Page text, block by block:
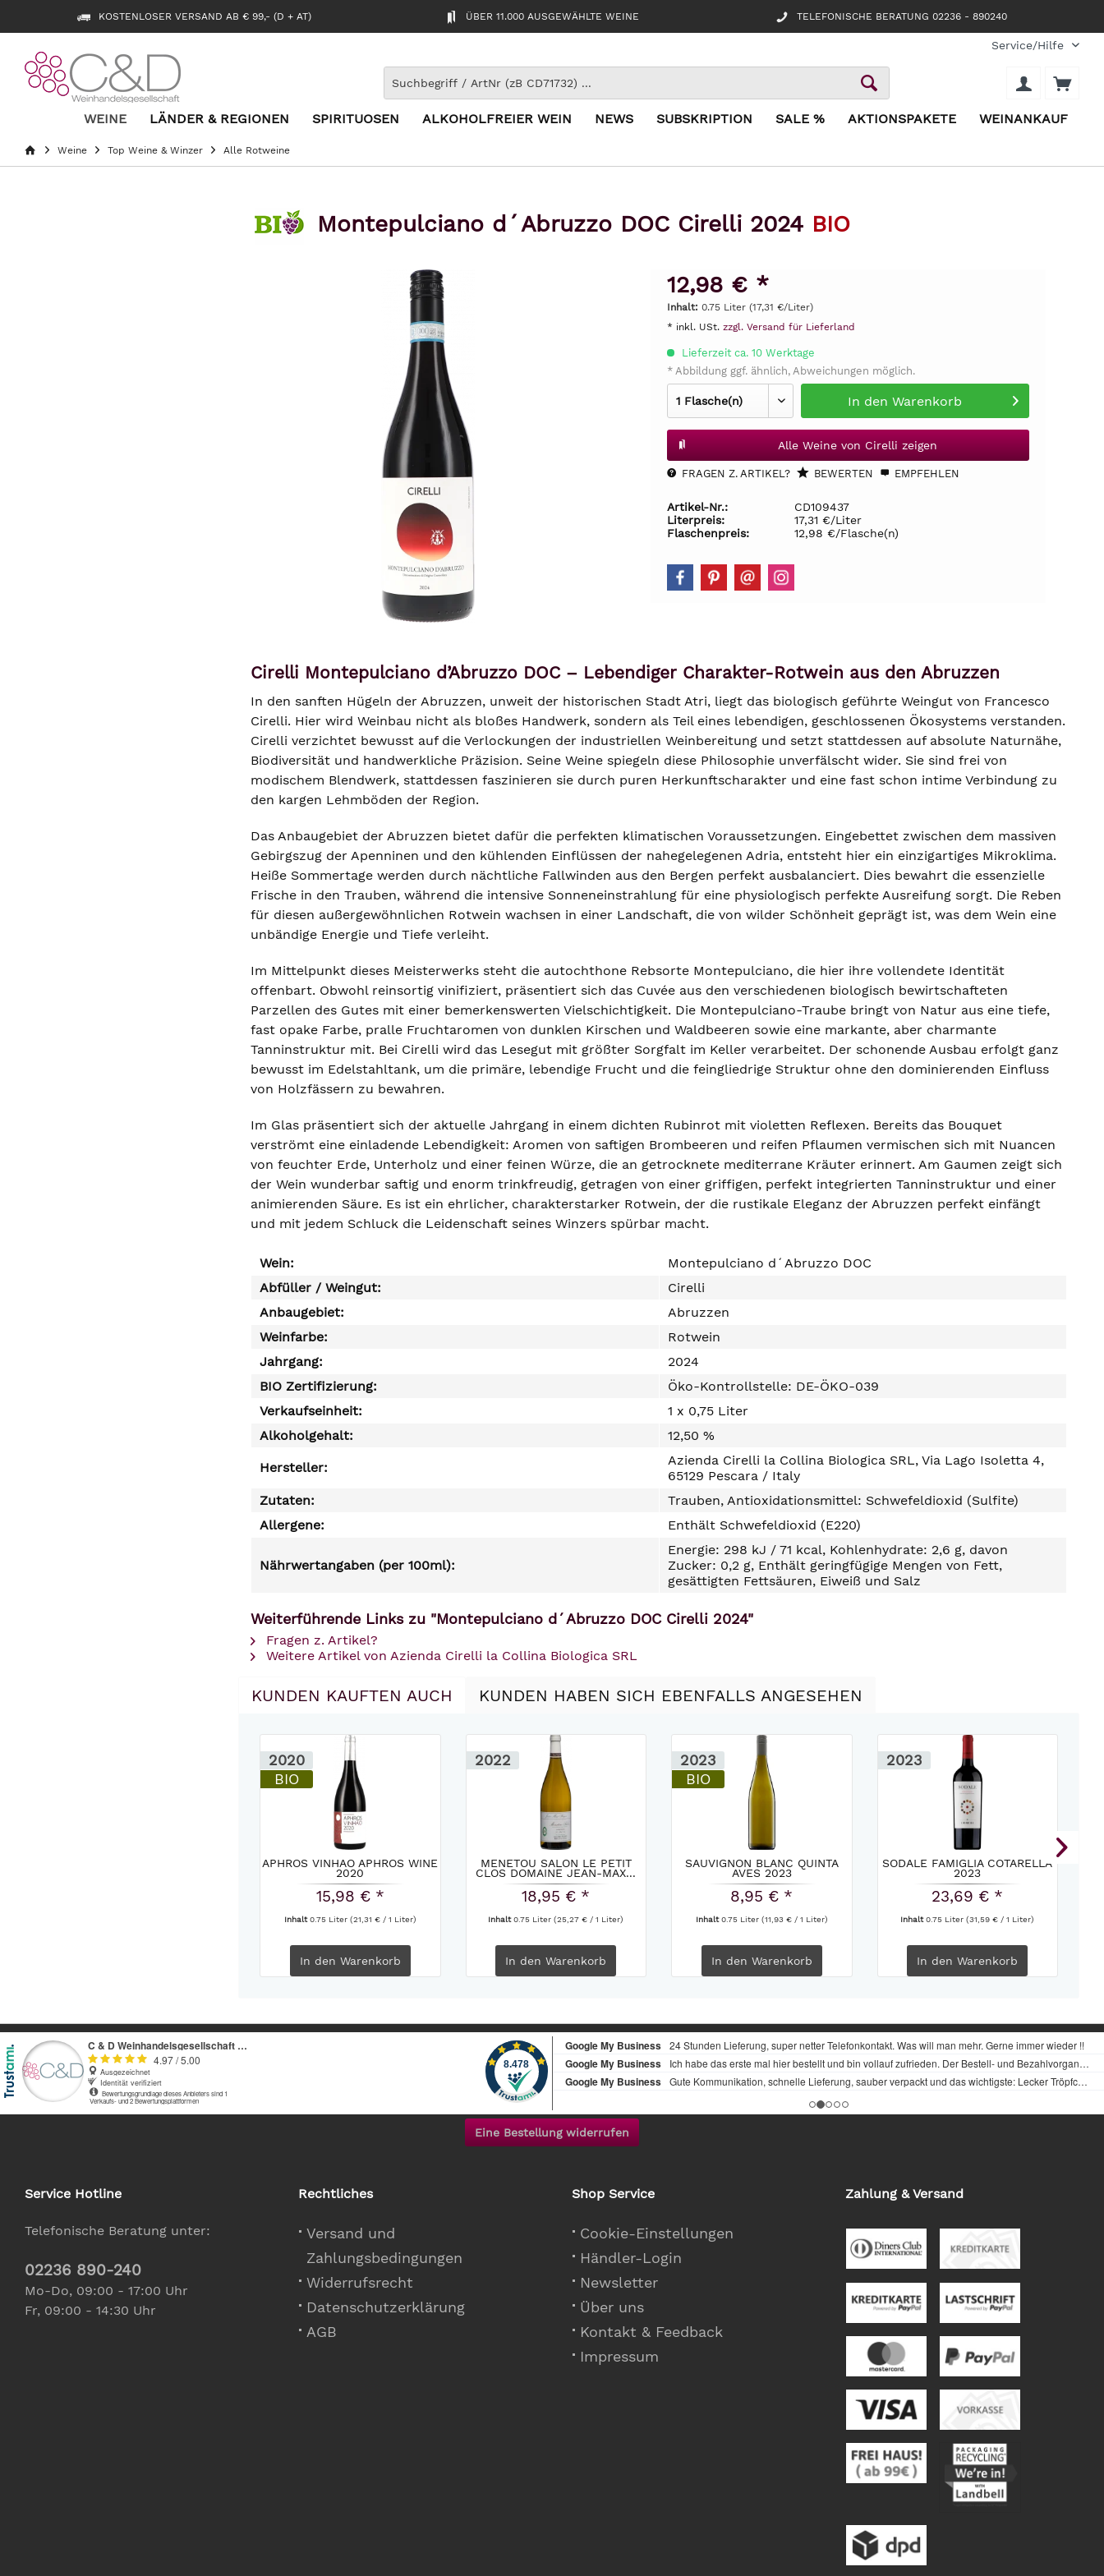
KOSTENLOSER VERSAND AB € 99,- (D + AT) ÜBER 11.000 AUSGEWÄHLTE WEINE TELEFONISCHE BERATUNG 02236 - 890240
Service/Hilfe
WEINE LÄNDER & REGIONEN SPIRITUOSEN ALKOHOLFREIER WEIN NEWS SUBSKRIPTION SALE % AKTIONSPAKETE WEINANKAUF
Weine Top Weine & Winzer Alle Rotweine
Montepulciano d´Abruzzo DOC Cirelli 2024 BIO
12,98 € *
Inhalt: 0.75 Liter (17,31 €/Liter)
* inkl. USt. zzgl. Versand für Lieferland
Lieferzeit ca. 10 Werktage
* Abbildung ggf. ähnlich, Abweichungen möglich.
In den Warenkorb
Alle Weine von Cirelli zeigen
FRAGEN Z. ARTIKEL? BEWERTEN EMPFEHLEN
Artikel-Nr.:
CD109437
Literpreis:
17,31 €/Liter
Flaschenpreis:
12,98 €/Flasche(n)
Cirelli Montepulciano d’Abruzzo DOC – Lebendiger Charakter-Rotwein aus den Abruzzen
In den sanften Hügeln der Abruzzen, unweit der historischen Stadt Atri, liegt das biologisch geführte Weingut von Francesco
Cirelli. Hier wird Weinbau nicht als bloßes Handwerk, sondern als Teil eines lebendigen, geschlossenen Ökosystems verstanden.
Cirelli verzichtet bewusst auf die Verlockungen der industriellen Weinbereitung und setzt stattdessen auf absolute Naturnähe,
Biodiversität und handwerkliche Präzision. Seine Weine spiegeln diese Philosophie unverfälscht wider. Sie sind frei von
modischem Blendwerk, stattdessen faszinieren sie durch puren Herkunftscharakter und eine fast schon intime Verbindung zu
den kargen Lehmböden der Region.
Das Anbaugebiet der Abruzzen bietet dafür die perfekten klimatischen Voraussetzungen. Eingebettet zwischen dem massiven
Gebirgszug der Apenninen und den kühlenden Einflüssen der nahegelegenen Adria, entsteht hier ein einzigartiges Mikroklima.
Heiße Sommertage werden durch nächtliche Fallwinden aus den Bergen perfekt ausbalanciert. Dies bewahrt die essenzielle
Frische in den Trauben, während die intensive Sonneneinstrahlung für eine physiologisch perfekte Ausreifung sorgt. Die Reben
für diesen außergewöhnlichen Rotwein wachsen in einer Landschaft, die von wilder Schönheit geprägt ist, was dem Wein eine
unbändige Energie und Tiefe verleiht.
Im Mittelpunkt dieses Meisterwerks steht die autochthone Rebsorte Montepulciano, die hier ihre vollendete Identität
offenbart. Obwohl reinsortig vinifiziert, präsentiert sich das Cuvée aus den verschiedenen biologisch bewirtschafteten
Parzellen des Gutes mit einer bemerkenswerten Vielschichtigkeit. Die Montepulciano-Traube bringt von Natur aus eine tiefe,
fast opake Farbe, pralle Fruchtaromen von dunklen Kirschen und Waldbeeren sowie eine markante, aber charmante
Tanninstruktur mit. Bei Cirelli wird das Lesegut mit größter Sorgfalt im Keller verarbeitet. Der schonende Ausbau erfolgt ganz
bewusst im Edelstahltank, um die primäre, lebendige Frucht und die feingliedrige Struktur ohne den dominierenden Einfluss
von Holzfässern zu bewahren.
Im Glas präsentiert sich der aktuelle Jahrgang in einem dichten Rubinrot mit violetten Reflexen. Bereits das Bouquet
verströmt eine einladende Lebendigkeit: Aromen von saftigen Brombeeren und reifen Pflaumen vermischen sich mit Nuancen
von feuchter Erde, Unterholz und einer feinen Würze, die an getrocknete mediterrane Kräuter erinnert. Am Gaumen zeigt sich
der Wein wunderbar saftig und enorm trinkfreudig, getragen von einer griffigen, perfekt integrierten Tanninstruktur und einer
animierenden Säure. Es ist ein ehrlicher, charakterstarker Rotwein, der die rustikale Eleganz der Abruzzen perfekt einfängt
und mit jedem Schluck die Leidenschaft seines Winzers spürbar macht.
Wein:
Montepulciano d´Abruzzo DOC
Abfüller / Weingut:
Cirelli
Anbaugebiet:
Abruzzen
Weinfarbe:
Rotwein
Jahrgang:
2024
BIO Zertifizierung:
Öko-Kontrollstelle: DE-ÖKO-039
Verkaufseinheit:
1 x 0,75 Liter
Alkoholgehalt:
12,50 %
Hersteller:
Azienda Cirelli la Collina Biologica SRL, Via Lago Isoletta 4,
65129 Pescara / Italy
Zutaten:
Trauben, Antioxidationsmittel: Schwefeldioxid (Sulfite)
Allergene:
Enthält Schwefeldioxid (E220)
Nährwertangaben (per 100ml):
Energie: 298 kJ / 71 kcal, Kohlenhydrate: 2,6 g, davon
Zucker: 0,2 g, Enthält geringfügige Mengen von Fett,
gesättigten Fettsäuren, Eiweiß und Salz
Weiterführende Links zu "Montepulciano d´Abruzzo DOC Cirelli 2024"
Fragen z. Artikel?
Weitere Artikel von Azienda Cirelli la Collina Biologica SRL
KUNDEN KAUFTEN AUCH KUNDEN HABEN SICH EBENFALLS ANGESEHEN
2020
BIO
APHROS VINHAO APHROS WINE
2020
15,98 € *
Inhalt0.75 Liter (21,31 € / 1 Liter)
In den Warenkorb
2022
MENETOU SALON LE PETIT
CLOS DOMAINE JEAN-MAX...
18,95 € *
Inhalt0.75 Liter(25,27 € / 1 Liter)
In den Warenkorb
2023
BIO
SAUVIGNON BLANC QUINTA
AVES 2023
8,95 € *
Inhalt0.75 Liter (11,93 € / 1 Liter)
In den Warenkorb
2023
SODALE FAMIGLIA COTARELLA
2023
23,69 € *
Inhalt0.75 Liter(31,59 € / 1 Liter)
In den Warenkorb
Eine Bestellung widerrufen
Service Hotline
Telefonische Beratung unter:
02236 890-240
Mo-Do, 09:00 - 17:00 Uhr
Fr, 09:00 - 14:30 Uhr
Rechtliches
Versand und
Zahlungsbedingungen
Widerrufsrecht
Datenschutzerklärung
AGB
Shop Service
Cookie-Einstellungen
Händler-Login
Newsletter
Über uns
Kontakt & Feedback
Impressum
Zahlung & Versand